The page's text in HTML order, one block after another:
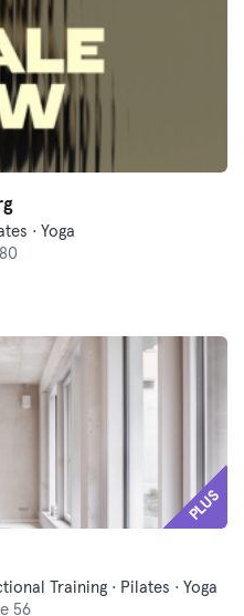
· Yoga
PLUS
Training · Pilates · Yoga
56